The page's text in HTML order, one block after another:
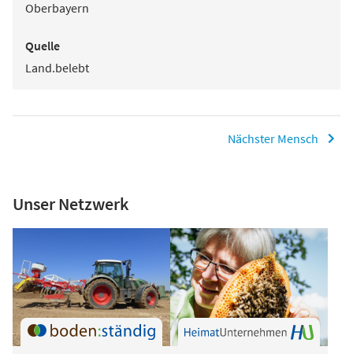
Oberbayern
Quelle
Land.belebt
Nächster Mensch
Unser Netzwerk